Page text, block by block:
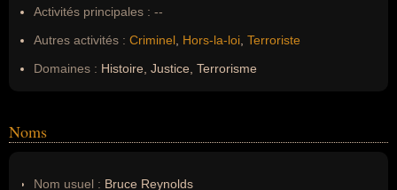
Activités principales : --
Autres activités : Criminel Hors-la-loi Terroriste
Domaines : Histoire, Justice, Terrorisme
Noms
Nom usuel : Bruce Reynolds